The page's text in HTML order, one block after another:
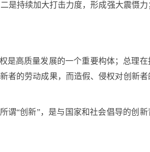
是持续加大打击力度，形成强大震慑力
是高质量发展的一个重要构体；总理在
者的劳动成果，而造假、侵权对创新者
谓“创新”，是与国家和社会倡导的创新